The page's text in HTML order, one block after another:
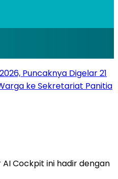
Puncaknya Digelar 21
ke Sekretariat Panitia